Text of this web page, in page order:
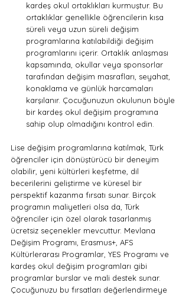
kardeş okul ortaklıkları kurmuştur. Bu
ortaklıklar genellikle öğrencilerin kısa
süreli veya uzun süreli değişim
programlarına katılabildiği değişim
programlarını içerir. Ortaklık anlaşması
kapsamında, okullar veya sponsorlar
tarafından değişim masrafları, seyahat,
konaklama ve günlük harcamaları
karşılanır. Çocuğunuzun okulunun böyle
bir kardeş okul değişim programına
sahip olup olmadığını kontrol edin.
Lise değişim programlarına katılmak, Türk
öğrenciler için dönüştürücü bir deneyim
olabilir, yeni kültürleri keşfetme, dil
becerilerini geliştirme ve küresel bir
perspektif kazanma fırsatı sunar. Birçok
programın maliyetleri olsa da, Türk
öğrenciler için özel olarak tasarlanmış
ücretsiz seçenekler mevcuttur. Mevlana
Değişim Programı, Erasmus+, AFS
Kültürlerarası Programlar, YES Programı ve
kardeş okul değişim programları gibi
programlar burslar ve mali destek sunar.
Çocuğunuzu bu fırsatları değerlendirmeye